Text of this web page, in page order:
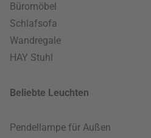
Büromöbel
Schlafsofa
Wandregale
HAY Stuhl
Beliebte Leuchten
Pendellampe für Außen